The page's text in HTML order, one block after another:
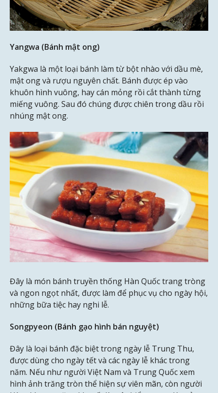
Yangwa (Bánh mật ong)
Yakgwa là một loại bánh làm từ bột nhào với dầu mè,
mật ong và rượu nguyên chất. Bánh được ép vào
khuôn hình vuông, hay cán mỏng rồi cắt thành từng
miếng vuông. Sau đó chúng được chiên trong dầu rồi
nhúng mật ong.
Đây là món bánh truyền thống Hàn Quốc trang tròng
và ngon ngọt nhất, được làm để phục vụ cho ngày hội,
những bữa tiệc hay nghi lễ.
Songpyeon (Bánh gạo hình bán nguyệt)
Đây là loại bánh đặc biệt trong ngày lễ Trung Thu,
được dùng cho ngày tết và các ngày lễ khác trong
năm. Nếu như người Việt Nam và Trung Quốc xem
hình ảnh trăng tròn thể hiện sự viên mãn, còn người